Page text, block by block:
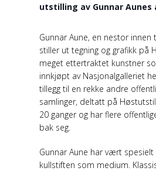
utstilling av Gunnar Aunes
Gunnar Aune, en nestor innen
stiller ut tegning og grafikk på
meget ettertraktet kunstner
innkjøpt av Nasjonalgalleriet
tillegg til en rekke andre
samlinger, deltatt på
20 ganger og har flere
bak seg.
Gunnar Aune har vært
kullstiften som medium.